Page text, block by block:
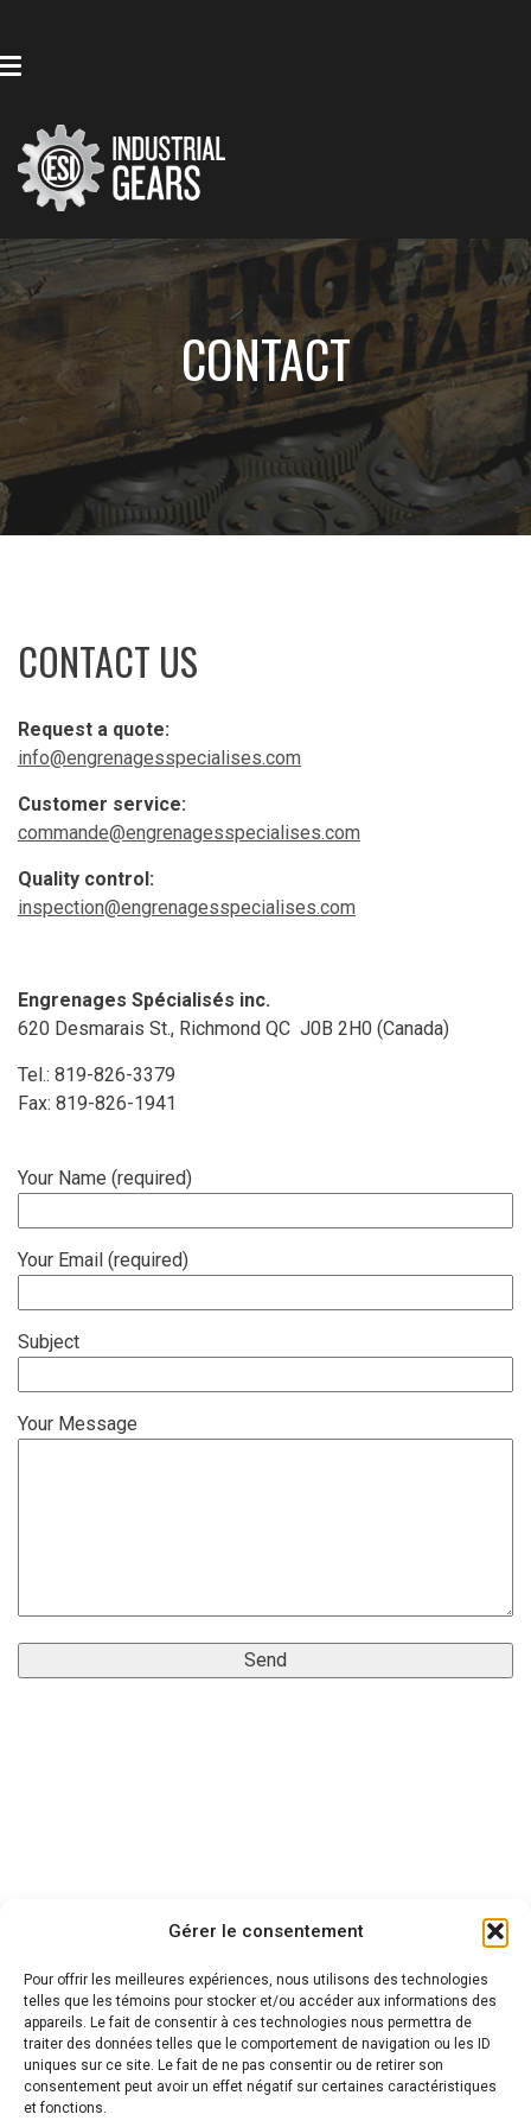
Gérer le consentement
Pour offrir les meilleures expériences, nous utilisons des technologies
telles que les témoins pour stocker et/ou accéder aux informations des
appareils. Le fait de consentir à ces technologies nous permettra de
traiter des données telles que le comportement de navigation ou les ID
uniques sur ce site. Le fait de ne pas consentir ou de retirer son
consentement peut avoir un effet négatif sur certaines caractéristiques
et fonctions.
CONTACT
CONTACT US
Request a quote:
info@engrenagesspecialises.com
Customer service:
commande@engrenagesspecialises.com
Quality control:
inspection@engrenagesspecialises.com
Engrenages Spécialisés inc.
620 Desmarais St., Richmond QC J0B 2H0 (Canada)
Tel.: 819-826-3379
Fax: 819-826-1941
Your Name (required)
Your Email (required)
Subject
Your Message